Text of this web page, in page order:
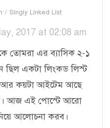
Singly Linked List
2017 at 02:08 am
তোমরা এর ব্যাসিক ২-১
ছিল একটা লিংকড লিস্ট
আর কয়টা আইটেম আছে
আজ এই পোস্টে আরো
আলোচনা করব।